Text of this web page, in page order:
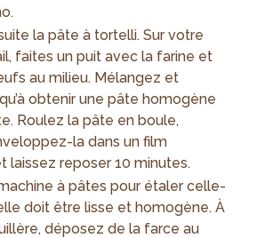
la pâte à tortelli. Sur votre
faites un puit avec la farine et
au milieu. Mélangez et
obtenir une pâte homogène
Roulez la pâte en boule,
la dans un film
laissez reposer 10 minutes.
à pâtes pour étaler celle-
doit être lisse et homogène. À
déposez de la farce au